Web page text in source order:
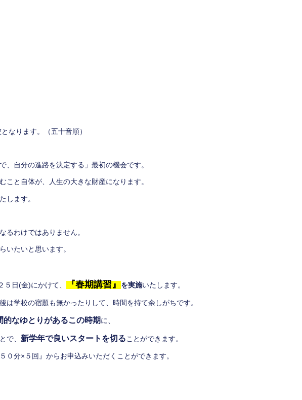
なります。（五十音順）
自分の進路を決定する」最初の機会です。
と自体が、人生の大きな財産になります。
します。
るわけではありません。
いたいと思います。
日(金)にかけて、 『春期講習』を実施いたします。
学校の宿題も無かったりして、時間を持て余しがちです。
なゆとりがあるこの時期に、
で、 新学年で良いスタートを切ることができます。
分×５回』からお申込みいただくことができます。